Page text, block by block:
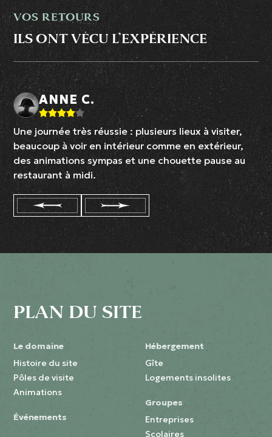
VOS RETOURS
ILS ONT VÉCU L’EXPÉRIENCE
ANNE C.
Une journée très réussie : plusieurs lieux à visiter,
beaucoup à voir en intérieur comme en extérieur,
des animations sympas et une chouette pause au
restaurant à midi.
PLAN DU SITE
Le domaine
Histoire du site
Pôles de visite
Animations
Événements
Hébergement
Gîte
Logements insolites
Groupes
Entreprises
Scolaires